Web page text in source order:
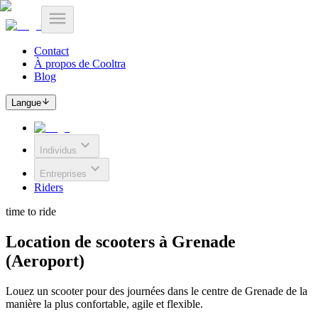
Contact
À propos de Cooltra
Blog
Langue
Individus
Entreprises
Riders
time to ride
Location de scooters à Grenade
(Aeroport)
Louez un scooter pour des journées dans le centre de Grenade de la
manière la plus confortable, agile et flexible.